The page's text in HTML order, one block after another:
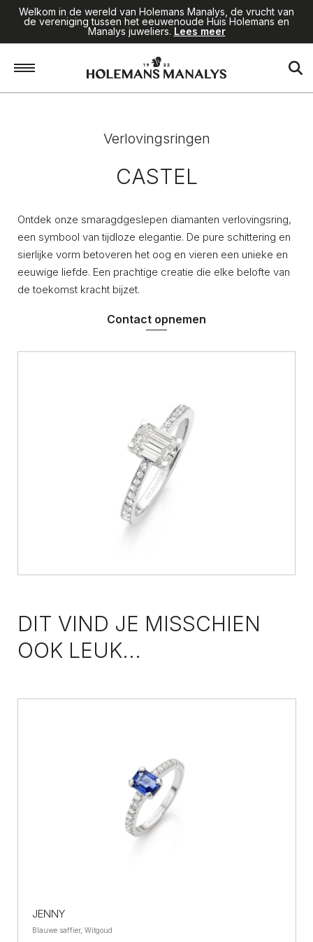
Welkom in de wereld van Holemans Manalys, de vrucht van
de vereniging tussen het eeuwenoude Huis Holemans en
Manalys juweliers. Lees meer
Juwelen / Verlovingsringen / Castel
Verlovingsringen
CASTEL
Ontdek onze smaragdgeslepen diamanten verlovingsring,
een symbool van tijdloze elegantie. De pure schittering en
sierlijke vorm betoveren het oog en vieren een unieke en
eeuwige liefde. Een prachtige creatie die elke belofte van
de toekomst kracht bijzet.
Contact opnemen
DIT VIND JE MISSCHIEN
OOK LEUK...
JENNY
Blauwe saffier, Witgoud